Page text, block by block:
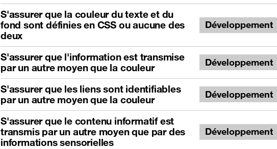
S'assurer que la couleur du texte et du
fond sont définies en CSS ou aucune des
deux
Développement
S'assurer que l'information est transmise
par un autre moyen que la couleur
Développement
S'assurer que les liens sont identifiables
par un autre moyen que la couleur
Développement
S'assurer que le contenu informatif est
transmis par un autre moyen que par des
informations sensorielles
Développement